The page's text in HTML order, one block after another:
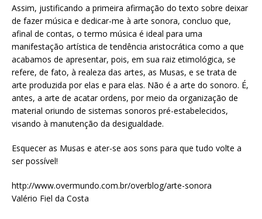
Assim, justificando a primeira afirmação do texto sobre deixar
de fazer música e dedicar-me à arte sonora, concluo que,
afinal de contas, o termo música é ideal para uma
manifestação artística de tendência aristocrática como a que
acabamos de apresentar, pois, em sua raiz etimológica, se
refere, de fato, à realeza das artes, as Musas, e se trata de
arte produzida por elas e para elas. Não é a arte do sonoro. É,
antes, a arte de acatar ordens, por meio da organização de
material oriundo de sistemas sonoros pré-estabelecidos,
visando à manutenção da desigualdade.
Esquecer as Musas e ater-se aos sons para que tudo volte a
ser possível!
http://www.overmundo.com.br/overblog/arte-sonora
Valério Fiel da Costa